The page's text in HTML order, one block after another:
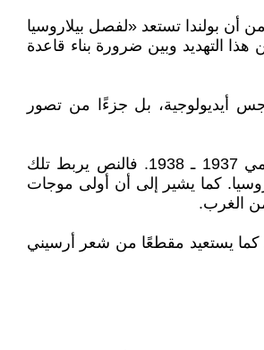
1926، حين كتب إلى جوزيف ستالين محذرًا من أن بولندا تستعد «لفصل بيلاروسيا
التهديد وبين ضرورة بناء قاعدة
أيديولوجية، بل جزءًا من تصور
ولهذا يتوقف المقال مطولًا عند سياسات التطهير الأمني التي طالت المناطق الحدودية الغربية في الثلاثينيات، وكذلك عند «الرعب الكبير» عامي 1937 ـ 1938. فالنص يربط تلك
كما يشير إلى أن أولى موجات
الغرب.
كما يستعيد مقطعًا من شعر أرسيني